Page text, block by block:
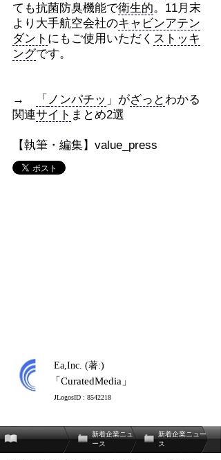
ても抗菌防臭機能で衛生的。11月末
より大手航空会社のキャビンアテン
ダント にもご使用いただく ストッキ
ングです。
→ 「 ノンパチッ 」がざっとわかる
関連サイト まとめ2選
【執筆・編集】value_press
Ea,Inc. (著:)
「CuratedMedia」
JLogosID : 8542218
新着企業ニュ
ース
新着企業ニュー
ス